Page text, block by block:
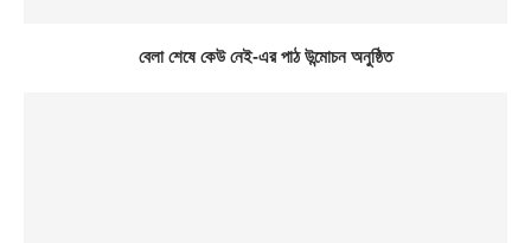
বেলা শেষে কেউ নেই-এর পাঠ উন্মোচন অনুষ্ঠিত